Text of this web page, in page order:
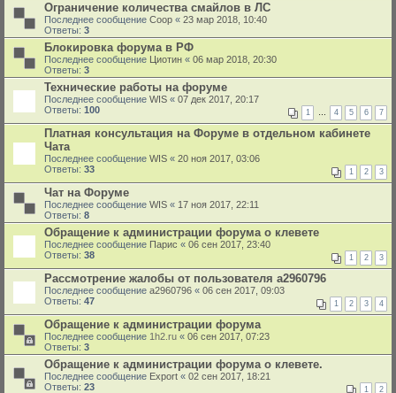
Ограничение количества смайлов в ЛС
Последнее сообщение Coop « 23 мар 2018, 10:40
Ответы: 3
Блокировка форума в РФ
Последнее сообщение Циотин « 06 мар 2018, 20:30
Ответы: 3
Технические работы на форуме
Последнее сообщение WIS « 07 дек 2017, 20:17
Ответы: 100 1 … 4 5 6 7
Платная консультация на Форуме в отдельном кабинете
Чата
Последнее сообщение WIS « 20 ноя 2017, 03:06
Ответы: 33 1 2 3
Чат на Форуме
Последнее сообщение WIS « 17 ноя 2017, 22:11
Ответы: 8
Обращение к администрации форума о клевете
Последнее сообщение Парис « 06 сен 2017, 23:40
Ответы: 38 1 2 3
Рассмотрение жалобы от пользователя a2960796
Последнее сообщение a2960796 « 06 сен 2017, 09:03
Ответы: 47 1 2 3 4
Обращение к администрации форума
Последнее сообщение 1h2.ru « 06 сен 2017, 07:23
Ответы: 3
Обращение к администрации форума о клевете.
Последнее сообщение Export « 02 сен 2017, 18:21
Ответы: 23 1 2